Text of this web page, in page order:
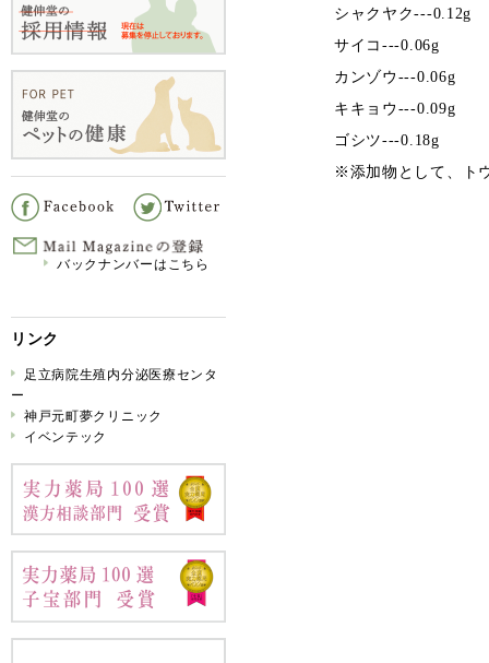
シャクヤク---0.12g
サイコ---0.06g
カンゾウ---0.06g
キキョウ---0.09g
ゴシツ---0.18g
※添加物として、ト
バックナンバーはこちら
リンク
足立病院生殖内分泌医療センタ
ー
神戸元町夢クリニック
イベンテック